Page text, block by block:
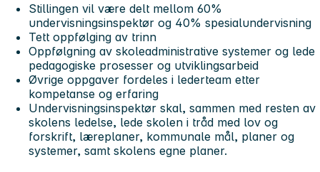
Stillingen vil være delt mellom 60%
undervisningsinspektør og 40% spesialundervisning
Tett oppfølging av trinn
Oppfølgning av skoleadministrative systemer og lede
pedagogiske prosesser og utviklingsarbeid
Øvrige oppgaver fordeles i lederteam etter
kompetanse og erfaring
Undervisningsinspektør skal, sammen med resten av
skolens ledelse, lede skolen i tråd med lov og
forskrift, læreplaner, kommunale mål, planer og
systemer, samt skolens egne planer.